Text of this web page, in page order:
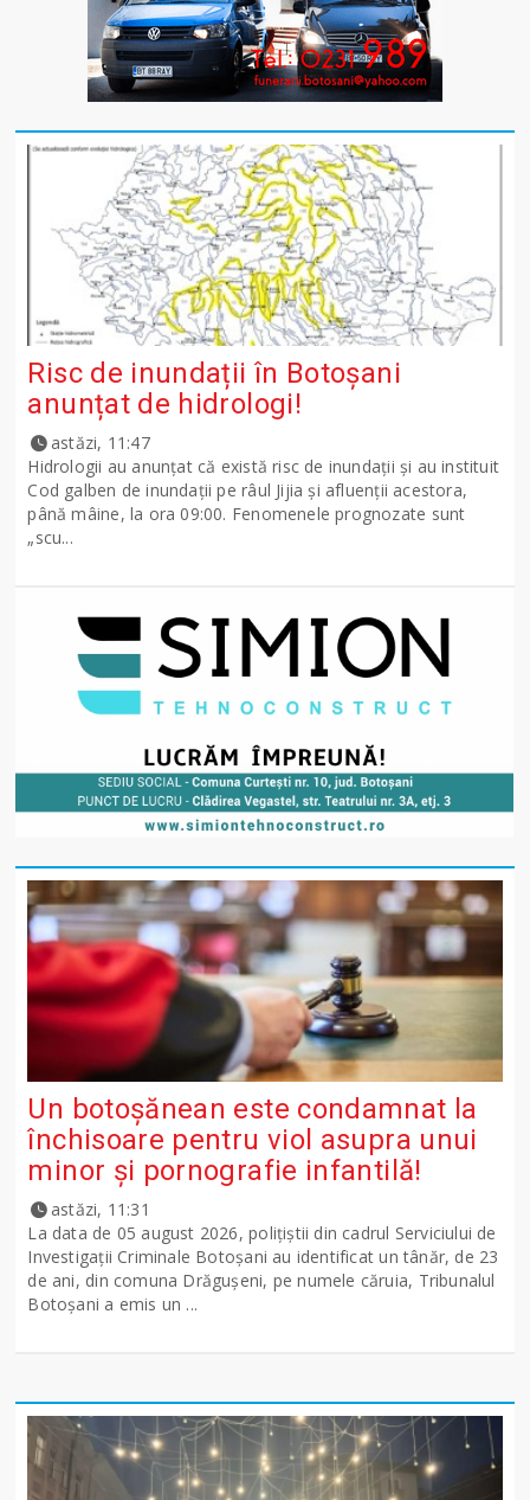
Risc de inundații în Botoșani
anunțat de hidrologi!
astăzi, 11:47
Hidrologii au anunțat că există risc de inundații și au instituit
Cod galben de inundații pe râul Jijia și afluenții acestora,
până mâine, la ora 09:00. Fenomenele prognozate sunt
„scu...
Un botoșănean este condamnat la
închisoare pentru viol asupra unui
minor și pornografie infantilă!
astăzi, 11:31
La data de 05 august 2026, polițiștii din cadrul Serviciului de
Investigații Criminale Botoșani au identificat un tânăr, de 23
de ani, din comuna Drăgușeni, pe numele căruia, Tribunalul
Botoșani a emis un ...